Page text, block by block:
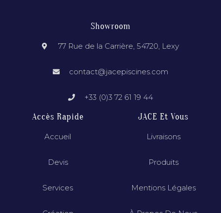
Showroom
77 Rue de la Carrière, 54720, Lexy
contact@jacepiscines.com
+33 (0)3 72 61 19 44
Accès Rapide
Accueil
Devis
Services
JACE Et Vous
Livraisons
Produits
Mentions Légales